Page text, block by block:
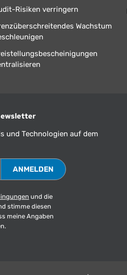
Risiken verringern
Wachstum
und Technologien auf dem
und die
stimme diesen
meine Angaben